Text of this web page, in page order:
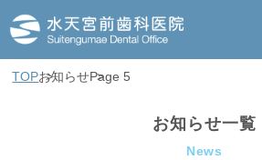
TOPお知らせPage 5
お知らせ一覧
News